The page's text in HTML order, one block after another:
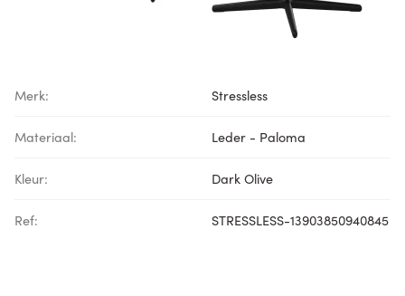
Merk: Stressless
Materiaal: Leder - Paloma
Kleur: Dark Olive
Ref: STRESSLESS-13903850940845